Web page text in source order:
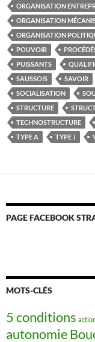
ORGANISATION
ORGANISATION
ORGANISATION
POUVOIR
PUISSANTS
SAUSSOIS
SAVOIR
SOCIALISATION
STRUCTURE
TECHNOSTRUCTURE
TYPE A
TYPE J
PAGE FACEBOOK
MOTS-CLÉS
5 conditions
autonomie